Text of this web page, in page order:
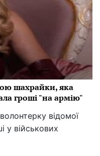
шахрайки, яка
гроші "на армію"
відомої
у військових